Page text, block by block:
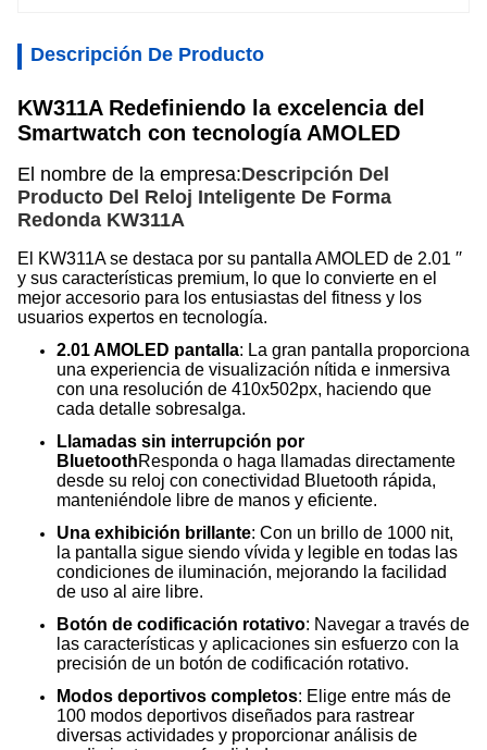
Descripción De Producto
KW311A Redefiniendo la excelencia del
Smartwatch con tecnología AMOLED
El nombre de la empresa:Descripción Del
Producto Del Reloj Inteligente De Forma
Redonda KW311A
El KW311A se destaca por su pantalla AMOLED de 2.01 ′′
y sus características premium, lo que lo convierte en el
mejor accesorio para los entusiastas del fitness y los
usuarios expertos en tecnología.
2.01 AMOLED pantalla: La gran pantalla proporciona
una experiencia de visualización nítida e inmersiva
con una resolución de 410x502px, haciendo que
cada detalle sobresalga.
Llamadas sin interrupción por
BluetoothResponda o haga llamadas directamente
desde su reloj con conectividad Bluetooth rápida,
manteniéndole libre de manos y eficiente.
Una exhibición brillante: Con un brillo de 1000 nit,
la pantalla sigue siendo vívida y legible en todas las
condiciones de iluminación, mejorando la facilidad
de uso al aire libre.
Botón de codificación rotativo: Navegar a través de
las características y aplicaciones sin esfuerzo con la
precisión de un botón de codificación rotativo.
Modos deportivos completos: Elige entre más de
100 modos deportivos diseñados para rastrear
diversas actividades y proporcionar análisis de